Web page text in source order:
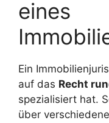
eines
Ein
auf das Recht
spezialisiert hat.
über